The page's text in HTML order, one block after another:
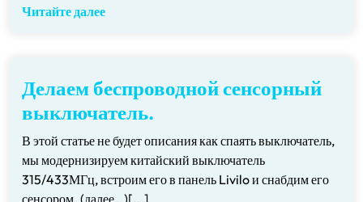
Читайте далее
Делаем беспроводной сенсорный
выключатель.
В этой статье не будет описания как спаять выключатель,
мы модернизируем китайский выключатель
315/433МГц, встроим его в панель Livilo и снабдим его
сенсором. (далее…)[...]